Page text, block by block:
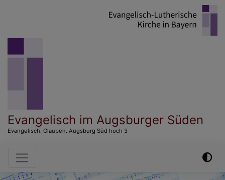
Evangelisch im Augsburger Süden
Evangelisch. Glauben. Augsburg Süd hoch 3
Hauptnavigation